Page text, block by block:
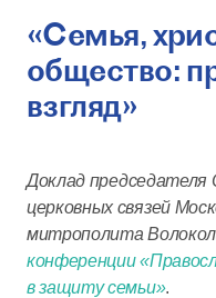
«Семья,
общество:
взгляд»
Доклад председателя
церковных связей
митрополита
конференции
в защиту семьи».